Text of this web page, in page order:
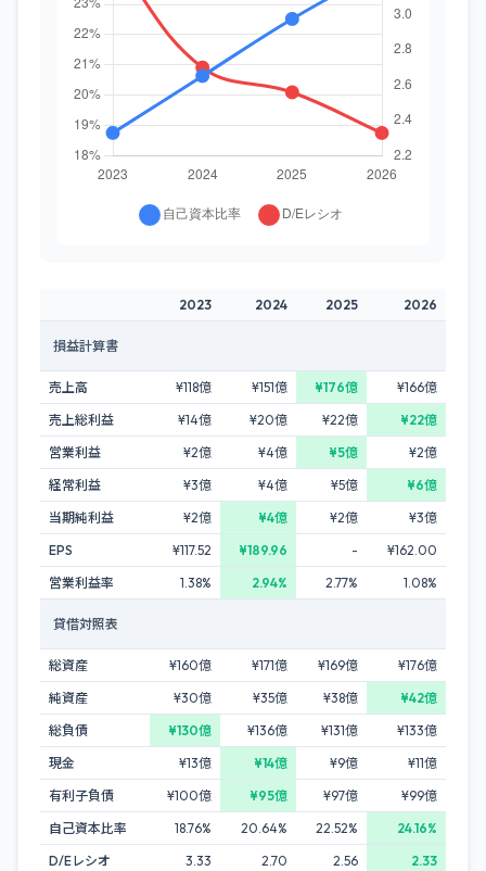
2023 2024 2025 2026
損益計算書
売上高 ¥118億 ¥151億 ¥176億
¥166億
売上総利益
¥14億 ¥20億 ¥22億
¥22億
営業利益
¥2億 ¥4億 ¥5億
¥2億
経常利益
¥3億 ¥4億 ¥5億
¥6億
当期純利益
¥2億 ¥4億 ¥2億
¥3億
EPS
¥117.52 ¥189.96 -
¥162.00
営業利益率
1.38% 2.94% 2.77% 1.08%
貸借対照表
総資産 ¥160億 ¥171億 ¥169億
¥176億
純資産
¥30億 ¥35億 ¥38億
¥42億
総負債
¥130億 ¥136億 ¥131億
¥133億
現金
¥13億 ¥14億 ¥9億
¥11億
有利子負債
¥100億 ¥95億 ¥97億
¥99億
自己資本比率
18.76% 20.64% 22.52%
24.16%
D/Eレシオ
3.33 2.70 2.56 2.33